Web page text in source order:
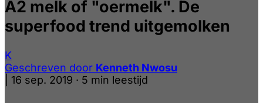
A2 melk of "oermelk". De
superfood trend uitgemolken
K
Geschreven door Kenneth Nwosu
16 sep. 2019 · 5 min leestijd